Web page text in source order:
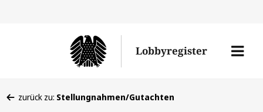
Lobbyregister
Menü
befinden
zurück zu: Stellungnahmen/Gutachten